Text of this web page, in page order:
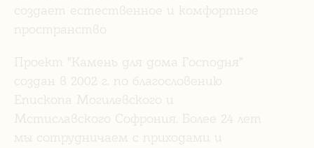
создает естественное и комфортное
пространство
Проект "Камень для дома Господня"
создан в 2002 г. по благословению
Епископа Могилевского и
Мстиславского Софрония. Более 24 лет
мы сотрудничаем с приходами и